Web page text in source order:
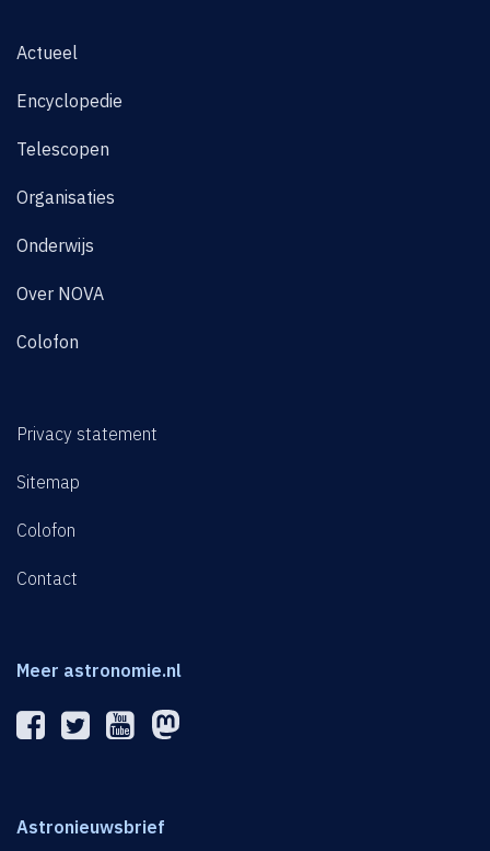
Actueel
Encyclopedie
Telescopen
Organisaties
Onderwijs
Over NOVA
Colofon
Privacy statement
Sitemap
Colofon
Contact
Meer astronomie.nl
Astronieuwsbrief